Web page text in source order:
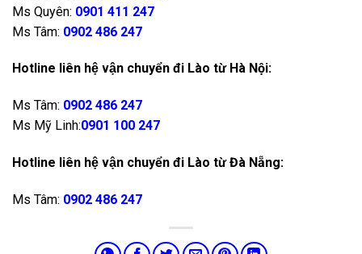
Ms Quyên: 0901 411 247
Ms Tâm: 0902 486 247
Hotline liên hệ vận chuyển đi Lào từ Hà Nội:
Ms Tâm: 0902 486 247
Ms Mỹ Linh:0901 100 247
Hotline liên hệ vận chuyển đi Lào từ Đà Nẵng:
Ms Tâm: 0902 486 247